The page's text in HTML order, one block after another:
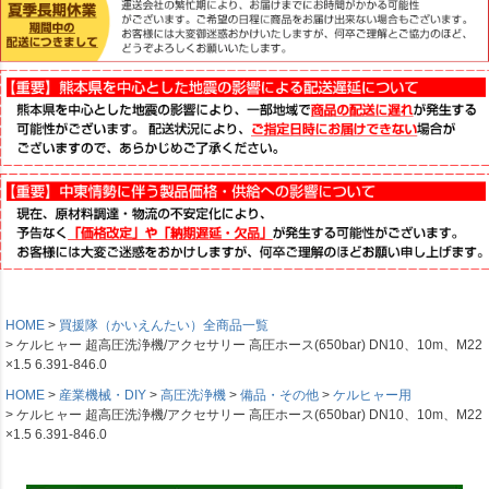
HOME
買援隊（かいえんたい）全商品一覧
ケルヒャー 超高圧洗浄機/アクセサリー 高圧ホース(650bar) DN10、10m、M22
×1.5 6.391-846.0
HOME
産業機械・DIY 高圧洗浄機 備品・その他
ケルヒャー用
ケルヒャー 超高圧洗浄機/アクセサリー 高圧ホース(650bar) DN10、10m、M22
×1.5 6.391-846.0